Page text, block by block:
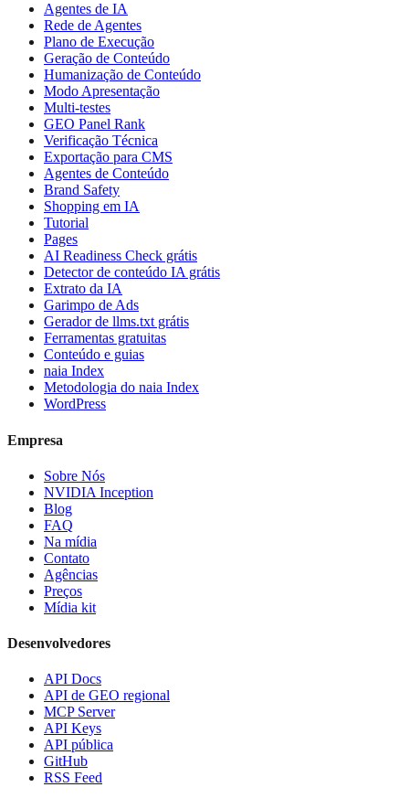
Agentes de IA
Rede de Agentes
Plano de Execução
Geração de Conteúdo
Humanização de Conteúdo
Modo Apresentação
Multi-testes
GEO Panel Rank
Verificação Técnica
Exportação para CMS
Agentes de Conteúdo
Brand Safety
Shopping em IA
Tutorial
Pages
AI Readiness Check grátis
Detector de conteúdo IA grátis
Extrato da IA
Garimpo de Ads
Gerador de llms.txt grátis
Ferramentas gratuitas
Conteúdo e guias
naia Index
Metodologia do naia Index
WordPress
Empresa
Sobre Nós
NVIDIA Inception
Blog
FAQ
Na mídia
Contato
Agências
Preços
Mídia kit
Desenvolvedores
API Docs
API de GEO regional
MCP Server
API Keys
API pública
GitHub
RSS Feed